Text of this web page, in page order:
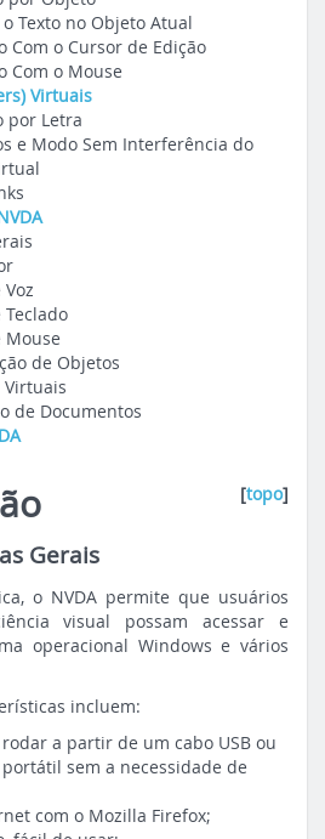
Texto no Objeto Atual
Com o Cursor de Edição
Com o Mouse
Virtuais
por Letra
e Modo Sem Interferência do
Teclado
Mouse
de Objetos
Virtuais
de Documentos
[topo]
Gerais
o NVDA permite que usuários
visual possam acessar e
operacional Windows e vários
incluem:
a partir de um cabo USB ou
sem a necessidade de
com o Mozilla Firefox;